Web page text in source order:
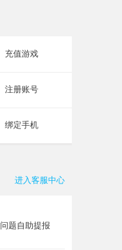
充值游戏
注册账号
绑定手机
进入客服中心
问题自助提报